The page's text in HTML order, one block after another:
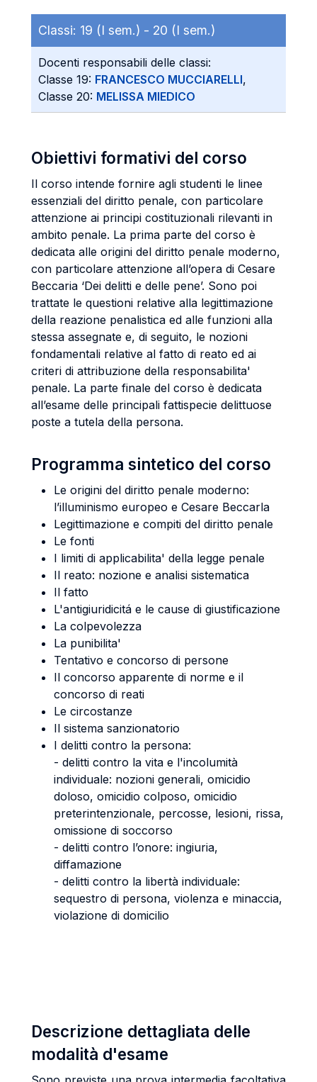
Classi: 19 (I sem.) - 20 (I sem.)
Docenti responsabili delle classi:
Classe 19: FRANCESCO MUCCIARELLI,
Classe 20: MELISSA MIEDICO
Obiettivi formativi del corso
Il corso intende fornire agli studenti le linee
essenziali del diritto penale, con particolare
attenzione ai principi costituzionali rilevanti in
ambito penale. La prima parte del corso è
dedicata alle origini del diritto penale moderno,
con particolare attenzione all’opera di Cesare
Beccaria ‘Dei delitti e delle pene’. Sono poi
trattate le questioni relative alla legittimazione
della reazione penalistica ed alle funzioni alla
stessa assegnate e, di seguito, le nozioni
fondamentali relative al fatto di reato ed ai
criteri di attribuzione della responsabilita'
penale. La parte finale del corso è dedicata
all’esame delle principali fattispecie delittuose
poste a tutela della persona.
Programma sintetico del corso
Le origini del diritto penale moderno:
l’illuminismo europeo e Cesare Beccarla
Legittimazione e compiti del diritto penale
Le fonti
I limiti di applicabilita' della legge penale
Il reato: nozione e analisi sistematica
Il fatto
L'antigiuridicitá e le cause di giustificazione
La colpevolezza
La punibilita'
Tentativo e concorso di persone
Il concorso apparente di norme e il
concorso di reati
Le circostanze
Il sistema sanzionatorio
I delitti contro la persona:
- delitti contro la vita e l'incolumità
individuale: nozioni generali, omicidio
doloso, omicidio colposo, omicidio
preterintenzionale, percosse, lesioni, rissa,
omissione di soccorso
- delitti contro l’onore: ingiuria,
diffamazione
- delitti contro la libertà individuale:
sequestro di persona, violenza e minaccia,
violazione di domicilio
Descrizione dettagliata delle
modalità d'esame